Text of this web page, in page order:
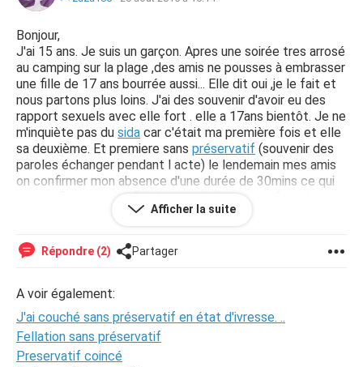
Bonjour,
J'ai 15 ans. Je suis un garçon. Apres une soirée tres arrosé
au camping sur la plage ,des amis ne pousses à embrasser
une fille de 17 ans bourrée aussi... Elle dit oui ,je le fait et
nous partons plus loins. J'ai des souvenir d'avoir eu des
rapport sexuels avec elle fort . elle a 17ans bientôt. Je ne
m'inquiète pas du sida car c'était ma première fois et elle
sa deuxième. Et premiere sans préservatif (souvenir des
paroles échanger pendant l acte) le lendemain mes amis
on confirmer mon absence d'une durée de 30mins ce qui
me confirme que j'ai fait l'amour . j'ai peur que faire. La
nous fut ininaccessible et je pars du
dans le camping si je la reconnaît. .. Aidez moi merci je ne
veux pas avoir de problemes...
Afficher la suite
Répondre (2) Partager
A voir également:
J'ai couché sans préservatif en état d'ivresse. ..
Fellation sans préservatif
Preservatif coincé